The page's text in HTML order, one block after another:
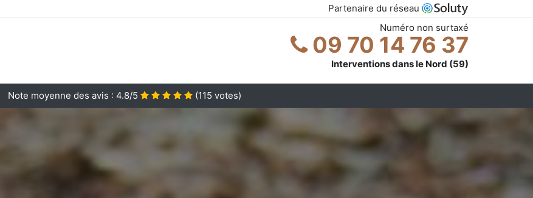
Partenaire du réseau
Numéro non surtaxé
09 70 14 76 37
Interventions dans le Nord (59)
Note moyenne des avis : 4.8/5 (115 votes)